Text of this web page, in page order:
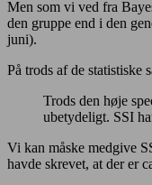
Men som vi ved fra
den gruppe end i den
juni).
På trods af de statistiske
Trods den høje
ubetydeligt. SSI
Vi kan måske medgive
havde skrevet, at der er